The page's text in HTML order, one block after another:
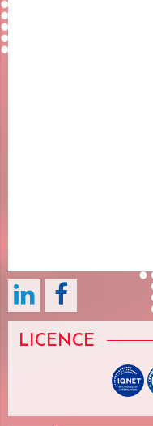
LICENCE